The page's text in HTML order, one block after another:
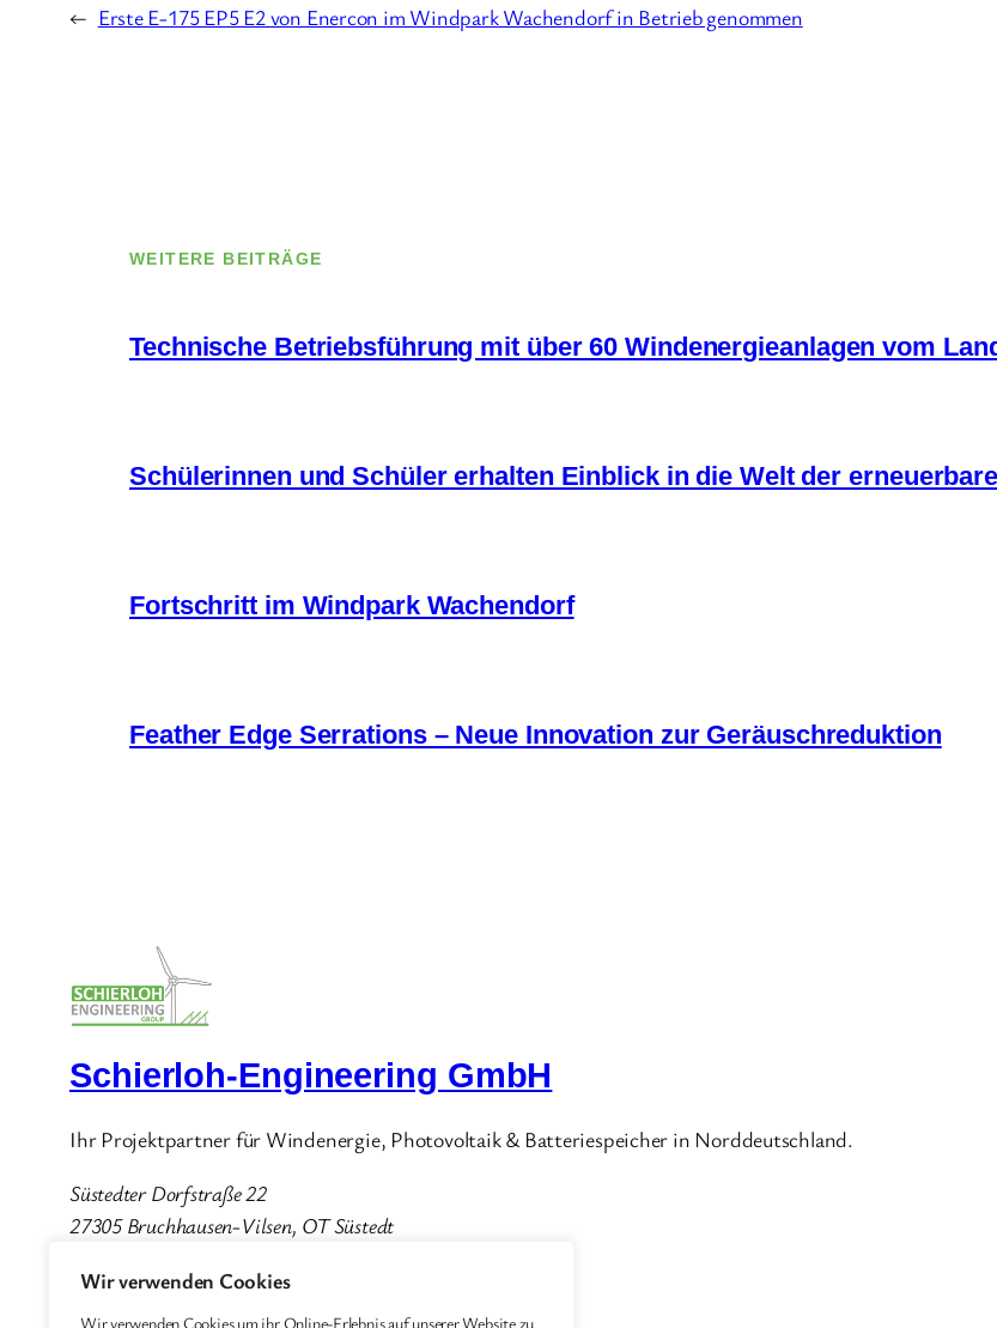
Wir verwenden Cookies
Wir verwenden Cookies um ihr Online-Erlebnis auf unserer Website zu
← Erste E-175 EP5 E2 von Enercon im Windpark Wachendorf in Betrieb genommen
WEITERE BEITRÄGE
Technische Betriebsführung mit über 60 Windenergieanlagen vom
Schülerinnen und Schüler erhalten Einblick in die Welt der
Fortschritt im Windpark Wachendorf
Feather Edge Serrations – Neue Innovation zur Geräuschreduktion
Schierloh-Engineering GmbH
Ihr Projektpartner für Windenergie, Photovoltaik & Batteriespeicher in Norddeutschland.
Süstedter Dorfstraße 22
27305 Bruchhausen-Vilsen, OT Süstedt
Telefon:+49 4240 444 33 0
Mail:
info@schierloh-engineering.de